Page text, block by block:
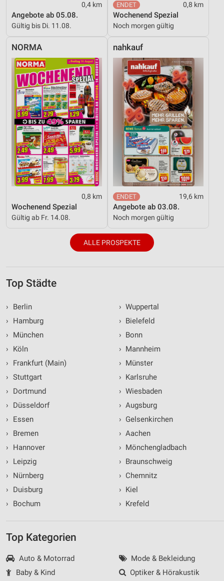
0,4 km
Angebote ab 05.08.
Gültig bis Di. 11.08.
0,8 km
Wochenend Spezial
Noch morgen gültig
NORMA
0,8 km
Wochenend Spezial
Gültig ab Fr. 14.08.
nahkauf
19,6 km
Angebote ab 03.08.
Noch morgen gültig
ALLE PROSPEKTE
Top Städte
›
Berlin
›
Hamburg
›
München
›
Köln
›
Frankfurt (Main)
› Stuttgart
›
Dortmund
›
Düsseldorf
›
Essen
›
Bremen
›
Hannover
›
Leipzig
›
Nürnberg
›
Duisburg
›
Bochum
› Wuppertal
› Bielefeld
› Bonn
› Mannheim
› Münster
› Karlsruhe
› Wiesbaden
› Augsburg
› Gelsenkirchen
› Aachen
› Mönchengladbach
› Braunschweig
› Chemnitz
› Kiel
› Krefeld
Top Kategorien
Auto & Motorrad
Baby & Kind
Mode & Bekleidung
Optiker & Hörakustik